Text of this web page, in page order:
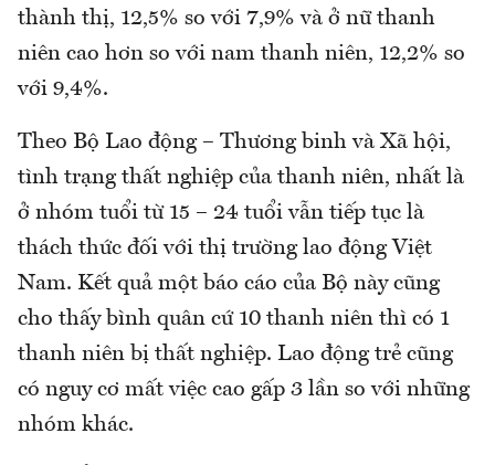
thành thị, 12,5% so với 7,9% và ở nữ thanh
niên cao hơn so với nam thanh niên, 12,2% so
với 9,4%.
Theo Bộ Lao động – Thương binh và Xã hội,
tình trạng thất nghiệp của thanh niên, nhất là
ở nhóm tuổi từ 15 – 24 tuổi vẫn tiếp tục là
thách thức đối với thị trường lao động Việt
Nam. Kết quả một báo cáo của Bộ này cũng
cho thấy bình quân cứ 10 thanh niên thì có 1
thanh niên bị thất nghiệp. Lao động trẻ cũng
có nguy cơ mất việc cao gấp 3 lần so với những
nhóm khác.